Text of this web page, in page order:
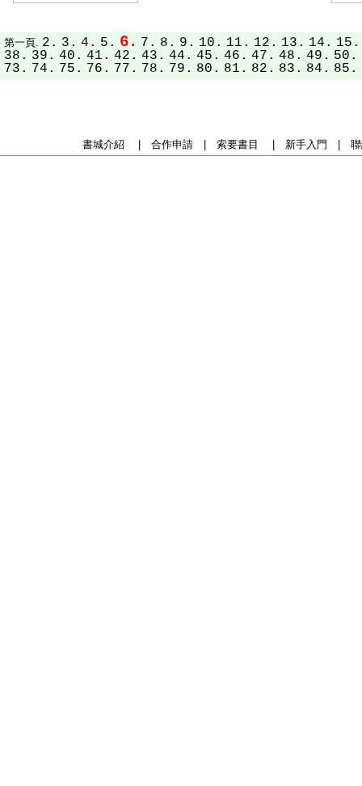
第一頁. 2. 3. 4. 5. 6. 7. 8. 9. 10. 11. 12. 13. 14. 15.
38. 39. 40. 41. 42. 43. 44. 45. 46. 47. 48. 49. 50.
73. 74. 75. 76. 77. 78. 79. 80. 81. 82. 83. 84. 85.
書城介紹 合作申請| 索要書目 新手入門